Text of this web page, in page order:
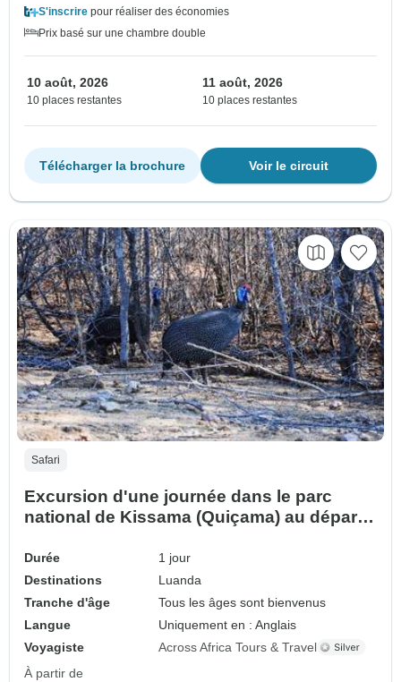
S'inscrire pour réaliser des économies
Prix basé sur une chambre double
10 août, 2026
10 places restantes
11 août, 2026
10 places restantes
Voir le circuit
Télécharger la brochure
Safari
Excursion d'une journée dans le parc
national de Kissama (Quiçama) au départ
Durée
1 jour
Destinations
Luanda
Tranche d'âge
Tous les âges sont bienvenus
Langue
Uniquement en : Anglais
Voyagiste
Across Africa Tours & Travel
À partir de